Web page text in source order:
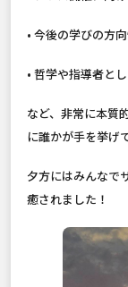
• 今後の学びの方
• 哲学や指導者と
など、非常に本質
に誰かが手を挙げ
夕方にはみんなで
癒されました！